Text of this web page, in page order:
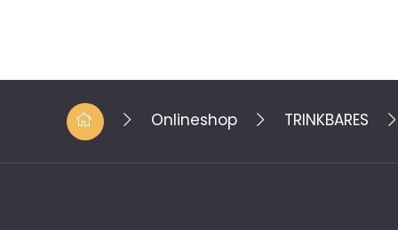
Onlineshop TRINKBARES